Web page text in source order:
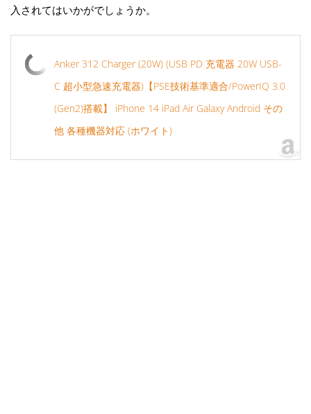
入されてはいかがでしょうか。
Anker 312 Charger (20W) (USB PD 充電器 20W USB-
C 超小型急速充電器)【PSE技術基準適合/PowerIQ 3.0
(Gen2)搭載】 iPhone 14 iPad Air Galaxy Android その
他 各種機器対応 (ホワイト)